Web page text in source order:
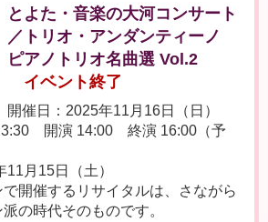
とよた・音楽の大河コンサート
／トリオ・アンダンティーノ
ピアノトリオ名曲選 Vol.2
イベント終了
開催日：2025年11月16日（日）
開演 14:00 終演 16:00（予
月15日（土）
開催するリサイタルは、さながら
の時代そのものです。